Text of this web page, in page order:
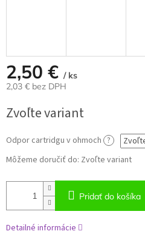
2,50 € / ks
2,03 € bez DPH
cena:
Zvoľte variant
Odpor cartridgu v ohmoch ?
Môžeme doručiť do: Zvoľte variant
Pridať do košíka
Detailné informácie